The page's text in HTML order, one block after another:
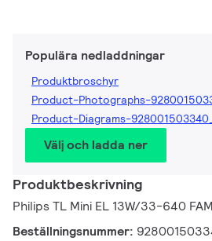
Populära nedladdningar
Produktbroschyr
Product-Photographs-
Product-Diagrams-
Välj och ladda ner
Produktbeskrivning
Philips TL Mini EL 13W/33-640
Beställningsnummer: